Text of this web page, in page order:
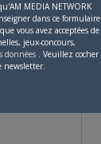
MEDIA NETWORK
dans ce formulaire
vous avez acceptées de
jeux-concours,
données . Veuillez cocher
newsletter.